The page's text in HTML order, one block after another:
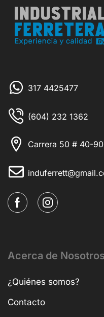
317 4425477
(604) 232 1362
Carrera 50 # 40-
Acerca de Nosotros
¿Quiénes somos?
Contacto